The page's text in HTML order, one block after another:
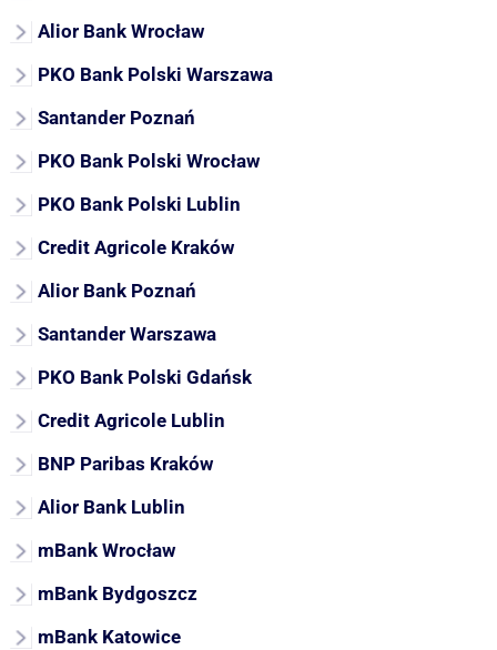
Alior Bank Wrocław
PKO Bank Polski Warszawa
Santander Poznań
PKO Bank Polski Wrocław
PKO Bank Polski Lublin
Credit Agricole Kraków
Alior Bank Poznań
Santander Warszawa
PKO Bank Polski Gdańsk
Credit Agricole Lublin
BNP Paribas Kraków
Alior Bank Lublin
mBank Wrocław
mBank Bydgoszcz
mBank Katowice